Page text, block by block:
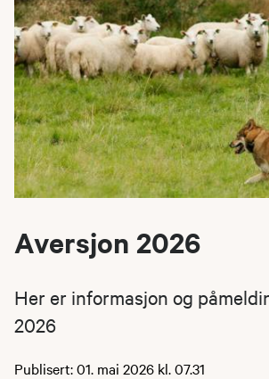
Aversjon 2026
Her er informasjon og
2026
Publisert: 01. mai 2026 kl. 07.31